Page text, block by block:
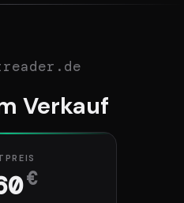
Verkauf
€